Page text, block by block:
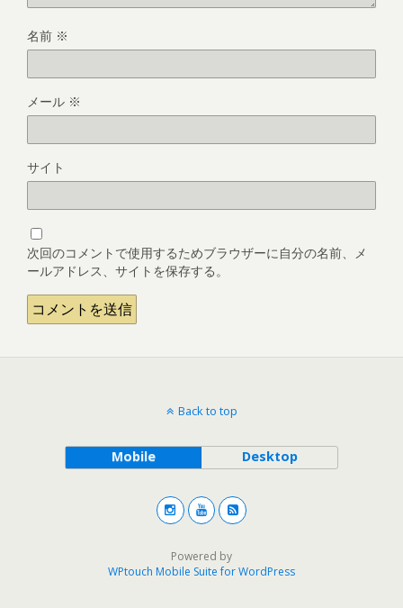
名前 ※
メール ※
サイト
次回のコメントで使用するためブラウザーに自分の名前、メ
ールアドレス、サイトを保存する。
Back to top
Mobile Desktop
Powered by
WPtouch Mobile Suite for WordPress